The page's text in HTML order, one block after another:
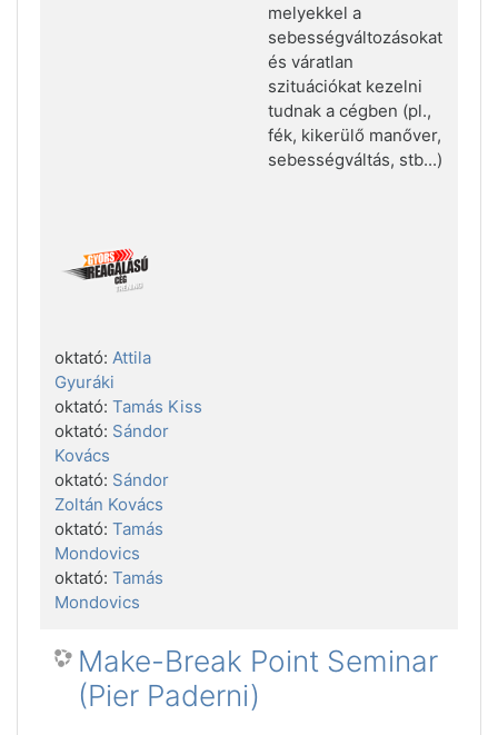
melyekkel a
sebességváltozásokat
és váratlan
szituációkat kezelni
tudnak a cégben (pl.,
fék, kikerülő manőver,
sebességváltás, stb...)
oktató: Attila
Gyuráki
oktató: Tamás Kiss
oktató: Sándor
Kovács
oktató: Sándor
Zoltán Kovács
oktató: Tamás
Mondovics
oktató: Tamás
Mondovics
Make-Break Point Seminar
(Pier Paderni)